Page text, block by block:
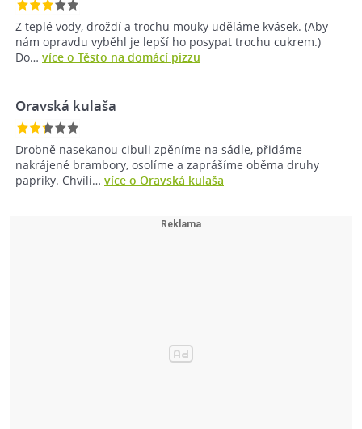
Z teplé vody, droždí a trochu mouky uděláme kvásek. (Aby
nám opravdu vyběhl je lepší ho posypat trochu cukrem.)
Do… více o Těsto na domácí pizzu
Oravská kulaša
Drobně nasekanou cibuli zpěníme na sádle, přidáme
nakrájené brambory, osolíme a zaprášíme oběma druhy
papriky. Chvíli… více o Oravská kulaša